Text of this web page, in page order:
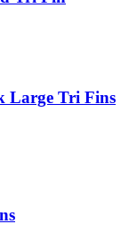
Large Tri Fins